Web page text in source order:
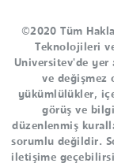
©2020 Tüm
Teknolojileri
Universitev'de
ve değişmez
yükümlülükler,
görüş ve
düzenlenmiş
sorumlu değildir.
iletişime